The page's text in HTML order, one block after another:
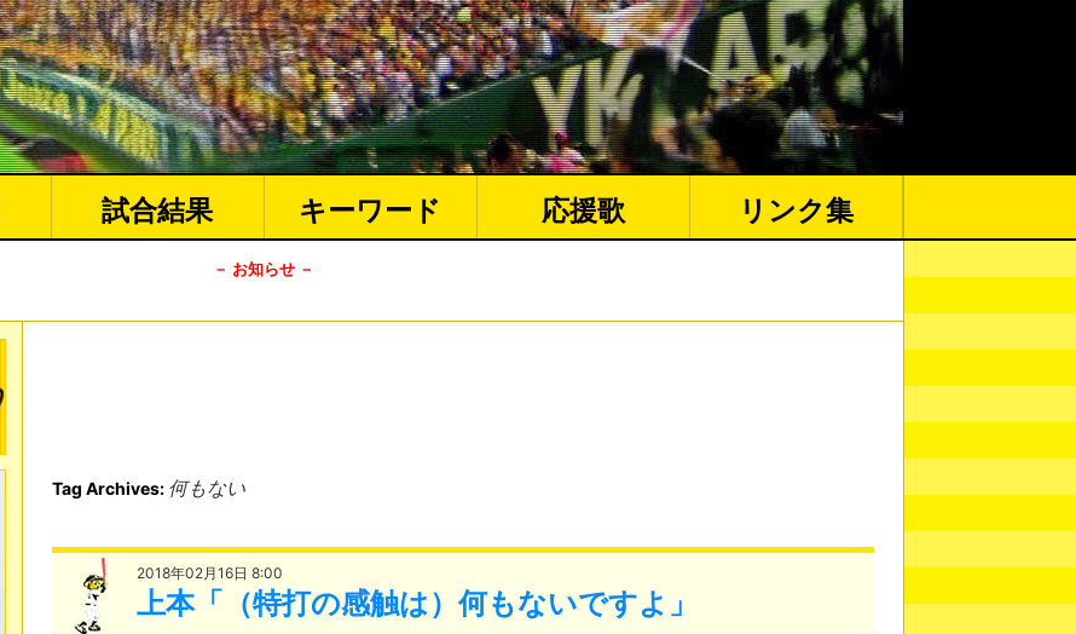
試合結果 キーワード 応援歌 リンク集
－ お知らせ －
Tag Archives: 何もない
2018年02月16日 8:00
上本「（特打の感触は）何もないですよ」